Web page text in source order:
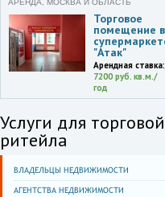
АРЕНДА, МОСКВА И ОБЛАСТЬ
Торговое
помещение в
"Атак"
Арендная ставка:
7200 руб. кв.м./
год
Услуги для
ритейла
ВЛАДЕЛЬЦЫ НЕДВИЖИМОСТИ
АГЕНТСТВА НЕДВИЖИМОСТИ